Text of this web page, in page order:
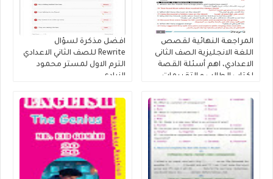
المراجعة النهائية لقصص
اللغة الانجليزية الصف الثانى
الاعدادي، اهم أسئلة القصة
لكتاب الطالب و التقييمات
كتاب فايف ستارز
افضل مذكرة لسؤال
Rewrite للصف الثاني الاعدادي
الترم الاول لمستر محمود
الزيادى